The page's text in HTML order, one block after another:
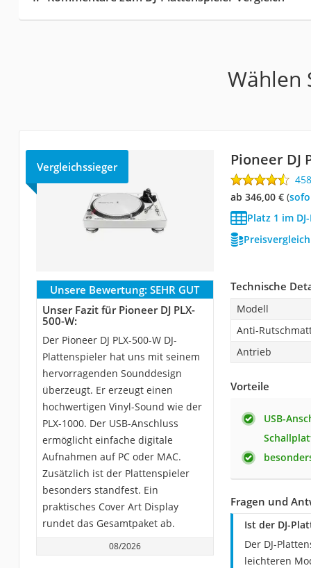
Wählen
Vergleichssieger Pioneer DJ
ab 346,00 €(
Platz 1 im
Unsere Bewertung: SEHR GUT
Unser Fazit für Pioneer DJ PLX-
500-W:
Der Pioneer DJ PLX-500-W DJ-
Plattenspieler hat uns mit seinem
hervorragenden Sounddesign
überzeugt. Er erzeugt einen
hochwertigen Vinyl-Sound wie der
PLX-1000. Der USB-Anschluss
ermöglicht einfache digitale
Aufnahmen auf PC oder MAC.
Zusätzlich ist der Plattenspieler
besonders standfest. Ein
praktisches Cover Art Display
rundet das Gesamtpaket ab.
08/2026
Technische
Modell
Anti-
Antrieb
Vorteile
USB-
Fragen und
Ist der DJ-
Der DJ-
leichteren